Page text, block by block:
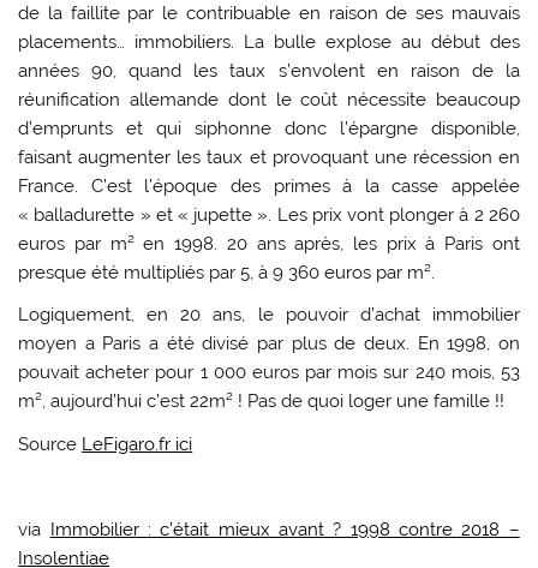
de la faillite par le contribuable en raison de ses mauvais
placements… immobiliers. La bulle explose au début des
années 90, quand les taux s’envolent en raison de la
réunification allemande dont le coût nécessite beaucoup
d’emprunts et qui siphonne donc l’épargne disponible,
faisant augmenter les taux et provoquant une récession en
France. C’est l’époque des primes à la casse appelée
« balladurette » et « jupette ». Les prix vont plonger à 2 260
euros par m² en 1998. 20 ans après, les prix à Paris ont
presque été multipliés par 5, à 9 360 euros par m².
Logiquement, en 20 ans, le pouvoir d’achat immobilier
moyen a Paris a été divisé par plus de deux. En 1998, on
pouvait acheter pour 1 000 euros par mois sur 240 mois, 53
m², aujourd’hui c’est 22m² ! Pas de quoi loger une famille !!
Source LeFigaro.fr ici
via Immobilier : c’était mieux avant ? 1998 contre 2018 –
Insolentiae